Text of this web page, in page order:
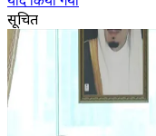
सूचित